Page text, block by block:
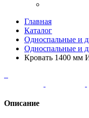
Главная
Каталог
Односпальные и
Односпальные и
Кровать 1400 мм
Описание